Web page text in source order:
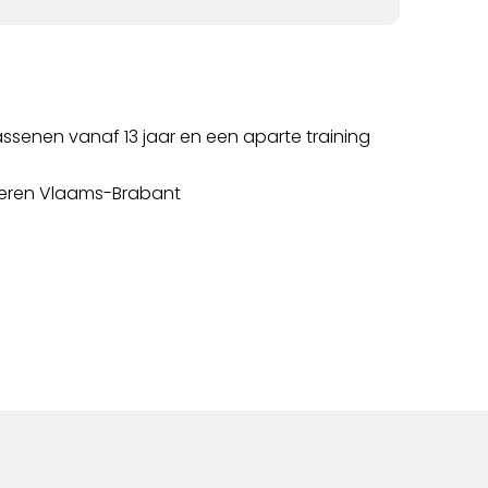
vanaf 13 jaar en een aparte training
Vlaams-Brabant